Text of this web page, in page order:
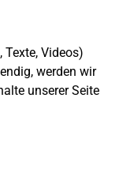
Texte, Videos)
werden wir
unserer Seite